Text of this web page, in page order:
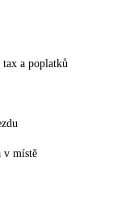
a poplatků
v místě